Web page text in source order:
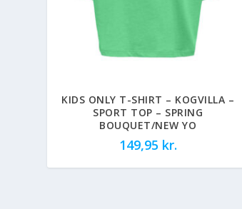
KIDS ONLY T-SHIRT – KOGVILLA –
SPORT TOP – SPRING
BOUQUET/NEW YO
149,95 kr.